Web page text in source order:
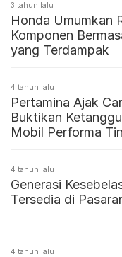
3 tahun lalu
Honda Umumkan
Komponen
yang Terdampak
4 tahun lalu
Pertamina Ajak
Buktikan
Mobil Performa
4 tahun lalu
Generasi
Tersedia di
4 tahun lalu